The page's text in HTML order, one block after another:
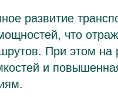
развитие
что
При этом на
и